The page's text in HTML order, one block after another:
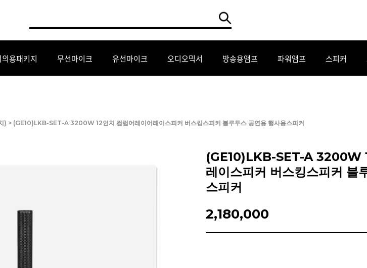
의용패키지 무선마이크 유선마이크 오디오믹서 방송용앰프 파워앰프 스피커
) > (GE10)LKB-SET-A 3200W 12인치 컬럼어레이어레이스피커 버스킹스피커 블루투스 공연용 행사용스피커
(GE10)LKB-SET-A 3200W
레이스피커 버스킹스피커 블
스피커
2,180,000